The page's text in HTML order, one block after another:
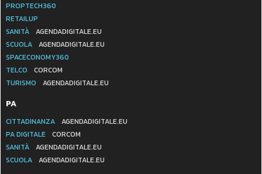
PROPTECH360
RETAILUP
SANITÀ
AGENDADIGITALE.EU
SCUOLA
AGENDADIGITALE.EU
SPACECONOMY360
TELCO
CORCOM
TURISMO
AGENDADIGITALE.EU
PA
CITTADINANZA
AGENDADIGITALE.EU
PA DIGITALE
CORCOM
SANITÀ
AGENDADIGITALE.EU
SCUOLA
AGENDADIGITALE.EU